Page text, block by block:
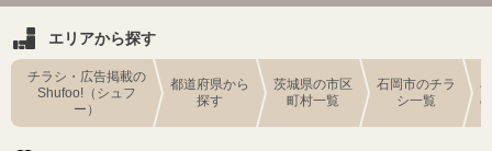
エリアから探す
チラシ・広告掲載の
Shufoo!（シュフ
ー）
都道府県から
探す
茨城県の市区
町村一覧
石岡市のチラ
シ一覧